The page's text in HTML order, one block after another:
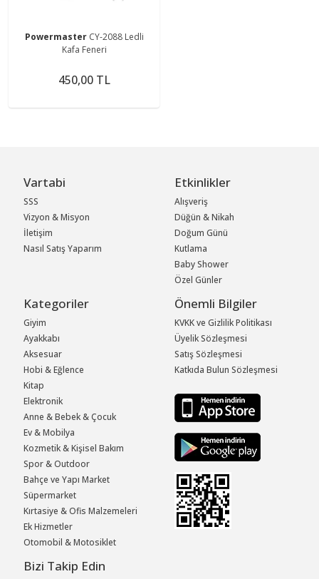
Powermaster CY-2088 Ledli
Kafa Feneri
450,00 TL
Vartabi
SSS
Vizyon & Misyon
İletişim
Nasıl Satış Yaparım
Etkinlikler
Alışveriş
Düğün & Nikah
Doğum Günü
Kutlama
Baby Shower
Özel Günler
Kategoriler
Giyim
Ayakkabı
Aksesuar
Hobi & Eğlence
Kitap
Elektronik
Anne & Bebek & Çocuk
Ev & Mobilya
Kozmetik & Kişisel Bakım
Spor & Outdoor
Bahçe ve Yapı Market
Süpermarket
Kırtasiye & Ofis Malzemeleri
Ek Hizmetler
Otomobil & Motosiklet
Önemli Bilgiler
KVKK ve Gizlilik Politikası
Üyelik Sözleşmesi
Satış Sözleşmesi
Katkıda Bulun Sözleşmesi
Bizi Takip Edin